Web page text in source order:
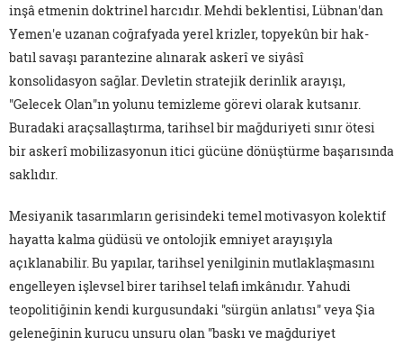
inşâ etmenin doktrinel harcıdır. Mehdi beklentisi, Lübnan'dan
Yemen'e uzanan coğrafyada yerel krizler, topyekûn bir hak-
batıl savaşı parantezine alınarak askerî ve siyâsî
konsolidasyon sağlar. Devletin stratejik derinlik arayışı,
"Gelecek Olan"ın yolunu temizleme görevi olarak kutsanır.
Buradaki araçsallaştırma, tarihsel bir mağduriyeti sınır ötesi
bir askerî mobilizasyonun itici gücüne dönüştürme başarısında
saklıdır.
Mesiyanik tasarımların gerisindeki temel motivasyon kolektif
hayatta kalma güdüsü ve ontolojik emniyet arayışıyla
açıklanabilir. Bu yapılar, tarihsel yenilginin mutlaklaşmasını
engelleyen işlevsel birer tarihsel telafi imkânıdır. Yahudi
teopolitiğinin kendi kurgusundaki "sürgün anlatısı" veya Şia
geleneğinin kurucu unsuru olan "baskı ve mağduriyet